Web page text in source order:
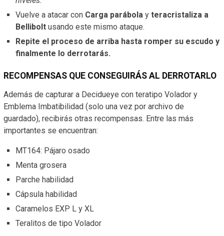
Vuelve a atacar con Carga parábola y teracristaliza a
Bellibolt usando este mismo ataque.
Repite el proceso de arriba hasta romper su escudo y
finalmente lo derrotarás.
RECOMPENSAS QUE CONSEGUIRÁS AL DERROTARLO
Además de capturar a Decidueye con teratipo Volador y
Emblema Imbatibilidad (solo una vez por archivo de
guardado), recibirás otras recompensas. Entre las más
importantes se encuentran:
MT164: Pájaro osado
Menta grosera
Parche habilidad
Cápsula habilidad
Caramelos EXP L y XL
Teralitos de tipo Volador